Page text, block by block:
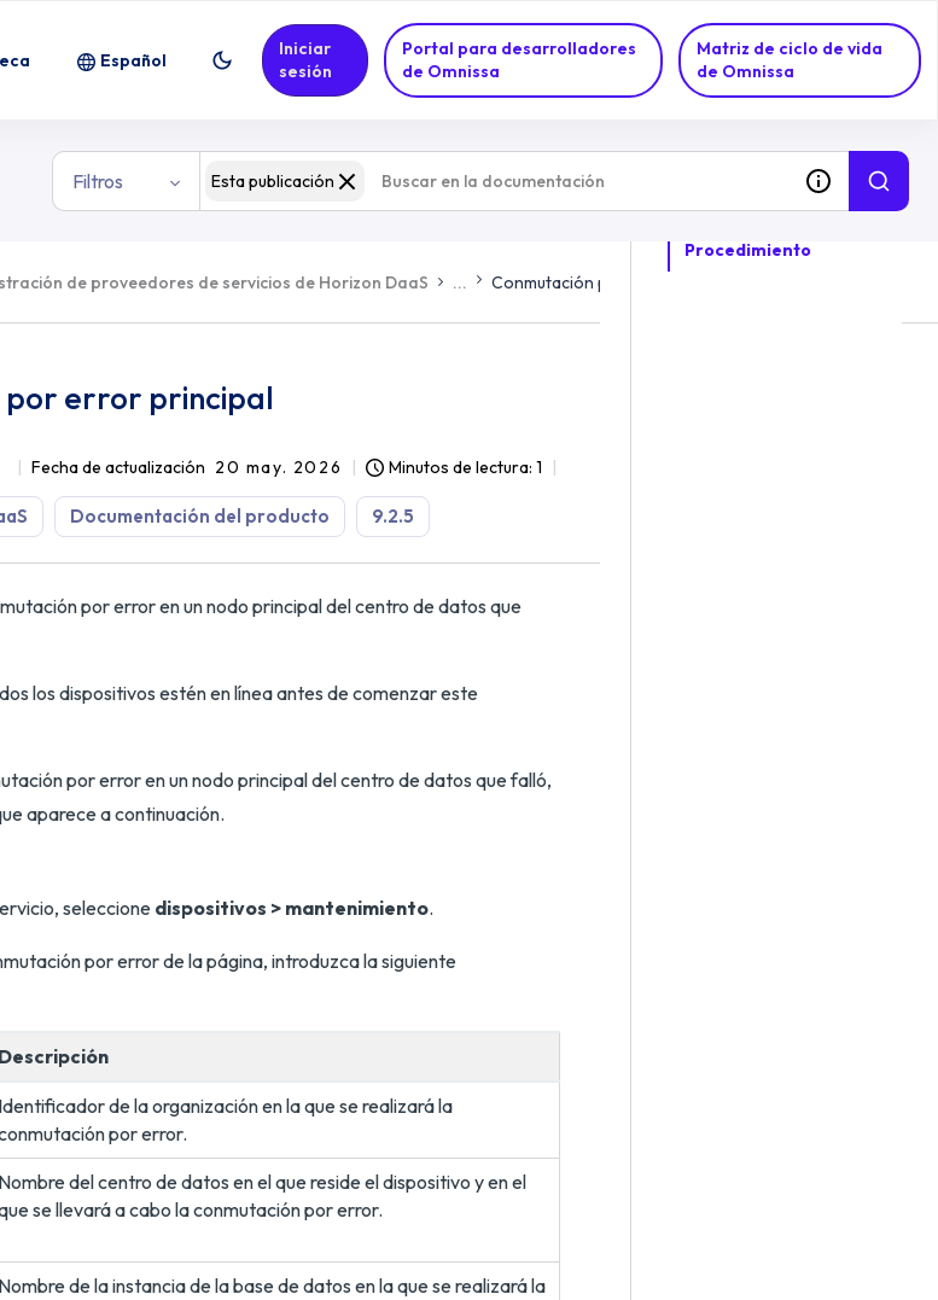
Portal para desarrolladores
de Omnissa
Matriz de ciclo de vida
de Omnissa
Español
Iniciar
sesión
Filtros Esta publicación
de proveedores de servicios de Horizon DaaS ... Conmutación por error principal
por error principal
Fecha de actualización 20 may. 2026 Minutos de lectura: 1
Documentación del producto 9.2.5
por error en un nodo principal del centro de datos que
los dispositivos estén en línea antes de comenzar este
por error en un nodo principal del centro de datos que falló,
aparece a continuación.
seleccionedispositivos > mantenimiento.
por error de la página, introduzca la siguiente
Descripción
Identificador de la organización en la que se realizará la
por error.
Nombre del centro de datos en el que reside el dispositivo y en el
se llevará a cabo la conmutación por error.
Nombre de la instancia de la base de datos en la que se realizará la
Procedimiento